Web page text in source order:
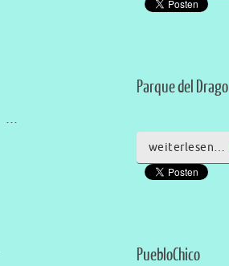
…
Parque del Drago
weiterlesen…
PuebloChico